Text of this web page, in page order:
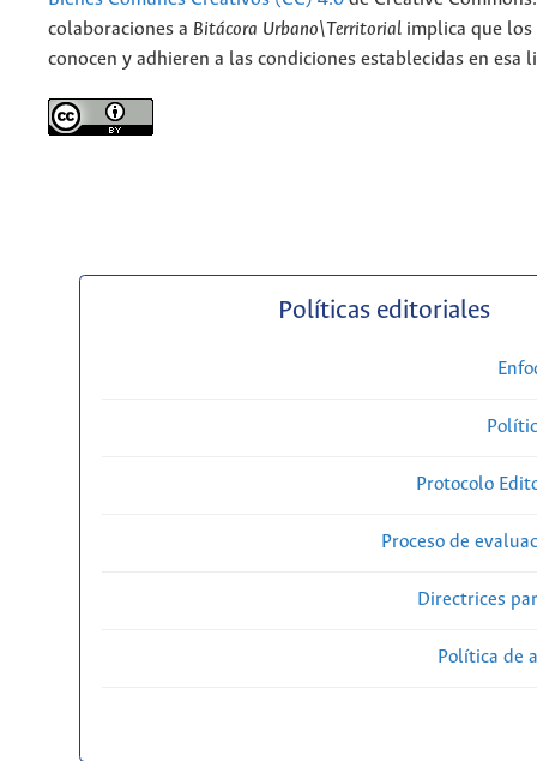
colaboraciones a Bitácora Urbano\Territorial implica que los
conocen y adhieren a las condiciones establecidas en esa
Políticas editoriales
Protocolo
Proceso de
Directrices
Política de